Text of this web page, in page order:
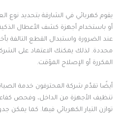
يقوم كهربائي في الشارقة بتحديد نوع
أو باستخدام أجهزة كشف الأعطال
عند الضرورة واستبدال القطع التالفة
محددة. لذلك يمكنك الاعتماد على
المكررة أو الإصلاح المؤقت.
أيضًا تقدّم شركة المحترفون خدمة
تنظيف الأجهزة من الداخل، وفحص
توازن التيار الكهربائي فيها. كما يمكن